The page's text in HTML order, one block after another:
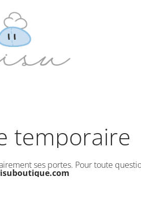
temporaire
ses portes. Pour toute